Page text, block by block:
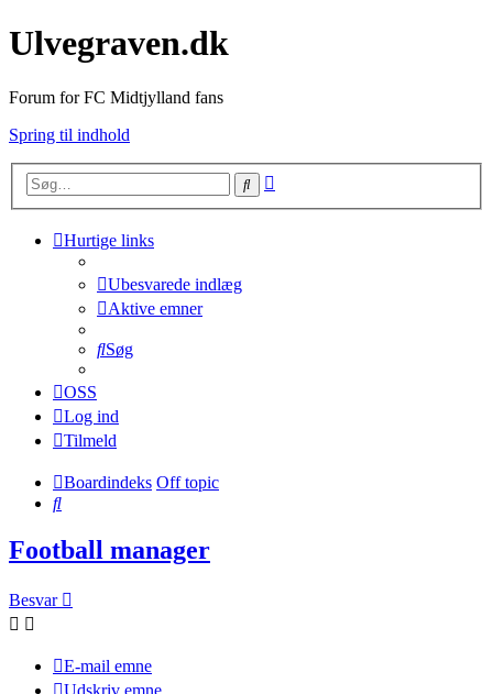
Ulvegraven.dk
Forum for FC Midtjylland fans
Spring til indhold
Søg
Hurtige links
Ubesvarede indlæg
Aktive emner
Søg
OSS
Log ind
Tilmeld
Boardindeks Off topic
Søg
Football manager
Besvar
E-mail emne